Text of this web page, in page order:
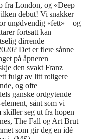
fra London, og «Deep
debut! Vi snakker
unødvendig «fett» – og
fortsatt kan
dirrende
Det er flere sånne
på åpneren
den svakt Franz
fulgt av litt roligere
og ofte
ganske ordgytende
sånt som vi
skiller seg ut fra hopen –
The Fall og Art Brut
som gir deg en idé